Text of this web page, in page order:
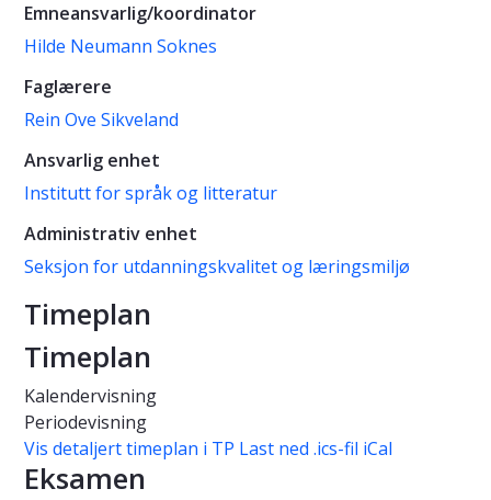
Emneansvarlig/koordinator
Hilde Neumann Soknes
Faglærere
Rein Ove Sikveland
Ansvarlig enhet
Institutt for språk og litteratur
Administrativ enhet
Seksjon for utdanningskvalitet og læringsmiljø
Timeplan
Timeplan
Kalendervisning
Periodevisning
Vis detaljert timeplan i TP Last ned .ics-fil iCal
Eksamen